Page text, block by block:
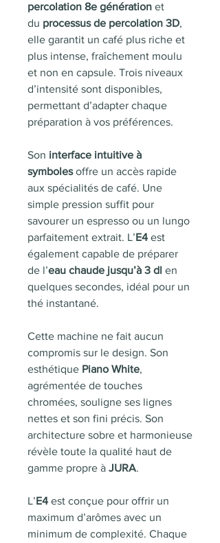
percolation 8e génération et
du processus de percolation 3D,
elle garantit un café plus riche et
plus intense, fraîchement moulu
et non en capsule. Trois niveaux
d’intensité sont disponibles,
permettant d’adapter chaque
préparation à vos préférences.
Son interface intuitive à
symbolesoffre un accès rapide
aux spécialités de café. Une
simple pression suffit pour
savourer un espresso ou un lungo
parfaitement extrait. L’E4 est
également capable de préparer
de l’eau chaude jusqu’à 3 dl en
quelques secondes, idéal pour un
thé instantané.
Cette machine ne fait aucun
compromis sur le design. Son
esthétique Piano White,
agrémentée de touches
chromées, souligne ses lignes
nettes et son fini précis. Son
architecture sobre et harmonieuse
révèle toute la qualité haut de
gamme propre à JURA.
L’E4 est conçue pour offrir un
maximum d’arômes avec un
minimum de complexité. Chaque